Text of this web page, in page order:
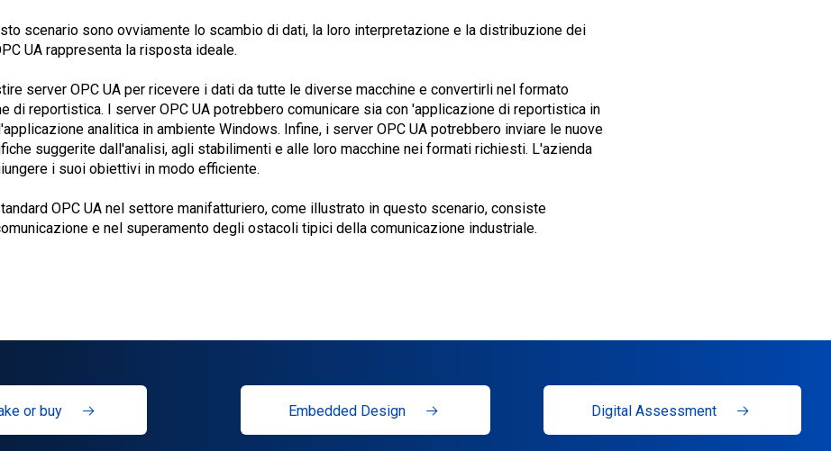
scenario sono ovviamente lo scambio di dati, la loro interpretazione e la distribuzione dei
UA rappresenta la risposta ideale.
server OPC UA per ricevere i dati da tutte le diverse macchine e convertirli nel formato
di reportistica. I server OPC UA potrebbero comunicare sia con 'applicazione di reportistica in
analitica in ambiente Windows. Infine, i server OPC UA potrebbero inviare le nuove
suggerite dall'analisi, agli stabilimenti e alle loro macchine nei formati richiesti. L'azienda
i suoi obiettivi in modo efficiente.
OPC UA nel settore manifatturiero, come illustrato in questo scenario, consiste
e nel superamento degli ostacoli tipici della comunicazione industriale.
or buy Embedded Design Digital Assessment